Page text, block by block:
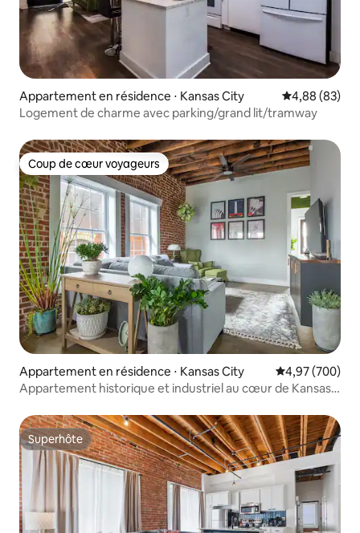
Appartement en résidence ⋅ Kansas City Évaluation
4,88 (83)
Logement de charme avec parking/grand lit/tramway
Coup de cœur voyageurs
Coup de cœur voyageurs
Appartement en résidence ⋅ Kansas City Évaluation
4,97 (700)
Appartement historique et industriel au cœur de Kansas
Superhôte
Superhôte